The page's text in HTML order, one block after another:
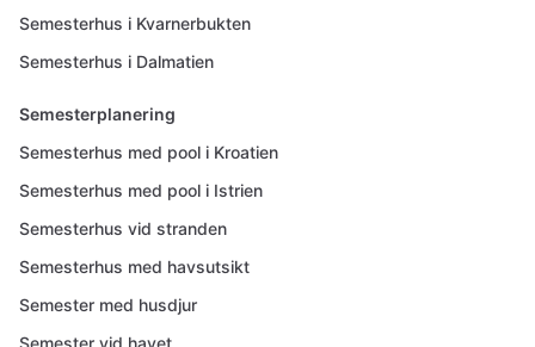
Semesterhus i Kvarnerbukten
Semesterhus i Dalmatien
Semesterplanering
Semesterhus med pool i Kroatien
Semesterhus med pool i Istrien
Semesterhus vid stranden
Semesterhus med havsutsikt
Semester med husdjur
Semester vid havet